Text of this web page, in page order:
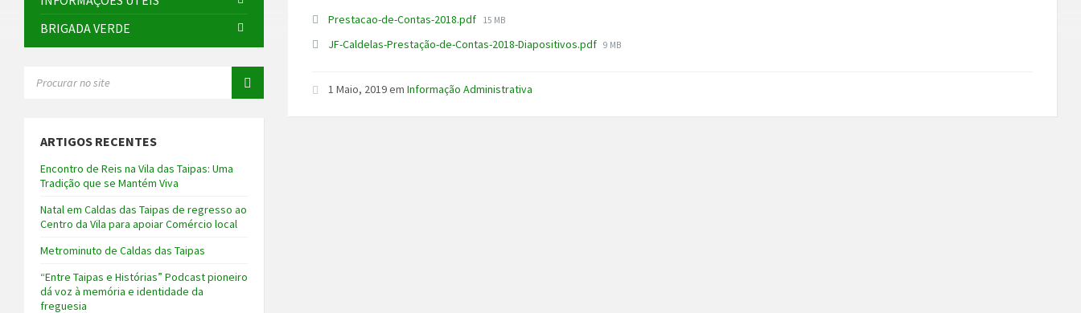
Prestacao-de-Contas-2018.pdf File
15 MB
JF-Caldelas-Prestação-de-Contas-2018-Diapositivos.pdf File
9 MB
1 Maio, 2019emInformação Administrativa
BRIGADA VERDE
ARTIGOS RECENTES
Encontro de Reis na Vila das Taipas: Uma
Tradição que se Mantém Viva
Natal em Caldas das Taipas de regresso ao
Centro da Vila para apoiar Comércio local
Metrominuto de Caldas das Taipas
“Entre Taipas e Histórias” Podcast pioneiro
dá voz à memória e identidade da
freguesia